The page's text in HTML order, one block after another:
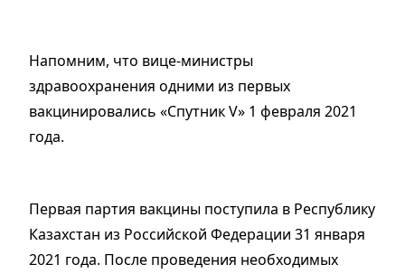
Напомним, что вице-министры
здравоохранения одними из первых
вакцинировались «Спутник V» 1 февраля 2021
года.
Первая партия вакцины поступила в Республику
Казахстан из Российской Федерации 31 января
2021 года. После проведения необходимых